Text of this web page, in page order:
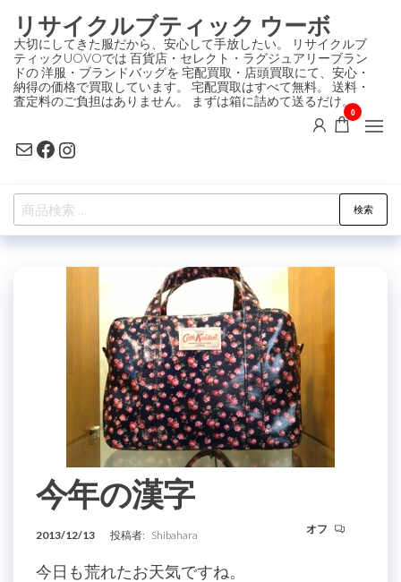
ン
テ
ン
ツ
プ
リサイクルブティック ウーボ
大切にしてきた服だから、安心して手放したい。 リサイクルブ
ティックUOVOでは 百貨店・セレクト・ラグジュアリーブラン
ドの 洋服・ブランドバッグを 宅配買取・店頭買取にて、安心・
納得の価格で買取しています。 宅配買取はすべて無料。 送料・
査定料のご負担はありません。 まずは箱に詰めて送るだけ。
MailFacebook
Instagram
0
検
索
検索
今年の漢字
2013/12/13 投稿者: Shibahara オフ
今日も荒れたお天気ですね。